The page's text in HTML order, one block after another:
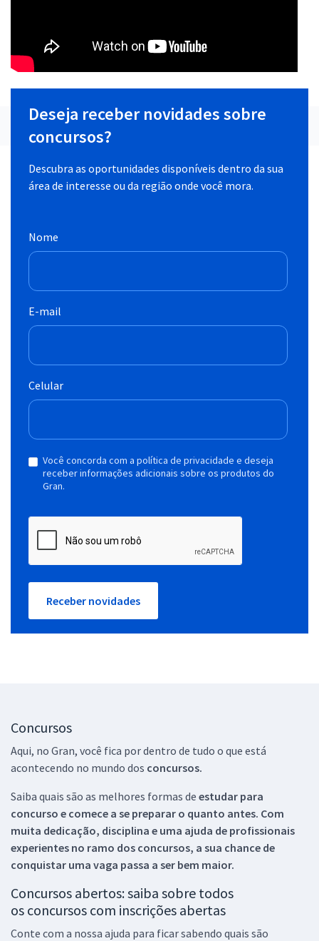
Deseja receber novidades sobre
concursos?
Descubra as oportunidades disponíveis dentro da sua
área de interesse ou da região onde você mora.
Nome
E-mail
Celular
Você concorda com a política de privacidade e deseja
receber informações adicionais sobre os produtos do
Gran.
Receber novidades
Concursos
Aqui, no Gran, você fica por dentro de tudo o que está
acontecendo no mundo dos concursos.
Saiba quais são as melhores formas de estudar para
concurso e comece a se preparar o quanto antes. Com
muita dedicação, disciplina e uma ajuda de profissionais
experientes no ramo dos concursos, a sua chance de
conquistar uma vaga passa a ser bem maior.
Concursos abertos: saiba sobre todos
os concursos com inscrições abertas
Conte com a nossa ajuda para ficar sabendo quais são